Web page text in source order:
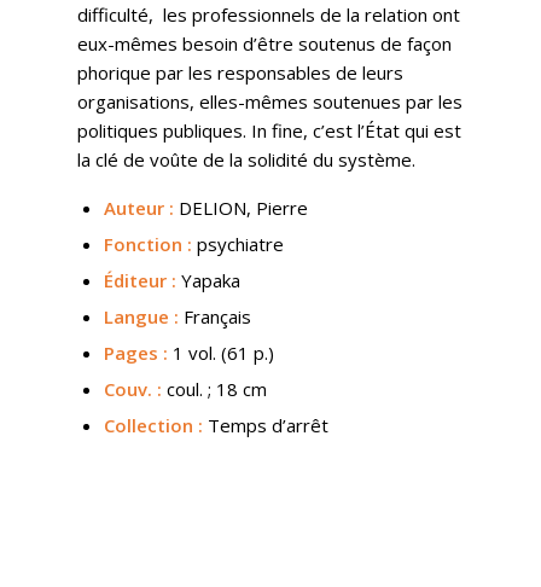
difficulté, les professionnels de la relation ont
eux-mêmes besoin d’être soutenus de façon
phorique par les responsables de leurs
organisations, elles-mêmes soutenues par les
politiques publiques. In fine, c’est l’État qui est
la clé de voûte de la solidité du système.
Auteur : DELION, Pierre
Fonction : psychiatre
Éditeur : Yapaka
Langue : Français
Pages : 1 vol. (61 p.)
Couv. : coul. ; 18 cm
Collection : Temps d’arrêt